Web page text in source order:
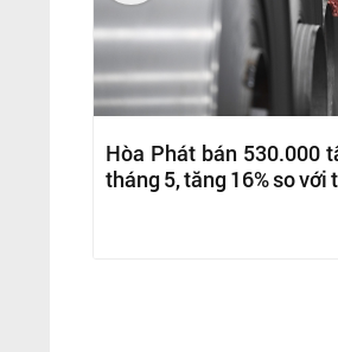
Hòa Phát bán 530.000
tháng 5, tăng 16% so với